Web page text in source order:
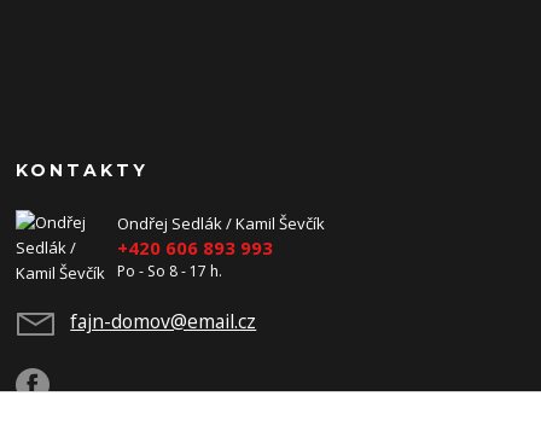
KONTAKTY
Ondřej Sedlák / Kamil Ševčík
+420 606 893 993
Po - So 8 - 17 h.
fajn-domov@email.cz